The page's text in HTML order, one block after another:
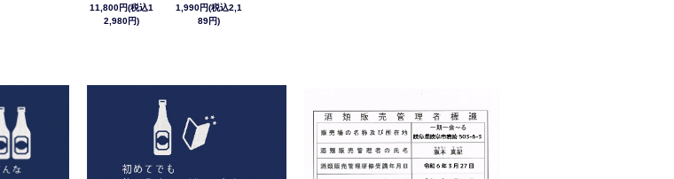
11,800円(税込1
2,980円)
1,990円(税込2,1
89円)